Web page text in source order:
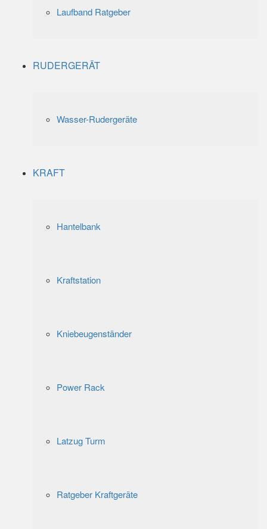
Laufband Ratgeber
RUDERGERÄT
Wasser-Rudergeräte
KRAFT
Hantelbank
Kraftstation
Kniebeugenständer
Power Rack
Latzug Turm
Ratgeber Kraftgeräte